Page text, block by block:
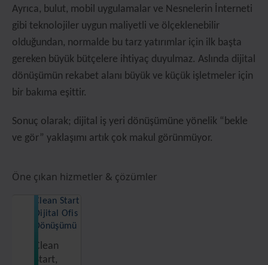
Ayrıca, bulut, mobil uygulamalar ve Nesnelerin İnterneti
gibi teknolojiler uygun maliyetli ve ölçeklenebilir
olduğundan, normalde bu tarz yatırımlar için ilk başta
gereken büyük bütçelere ihtiyaç duyulmaz. Aslında dijital
dönüşümün rekabet alanı büyük ve küçük işletmeler için
bir bakıma eşittir.
Sonuç olarak; dijital iş yeri dönüşümüne yönelik “bekle
ve gör” yaklaşımı artık çok makul görünmüyor.
Öne çıkan hizmetler & çözümler
Clean Start
Dijital Ofis
Dönüşümü
Clean
Start,